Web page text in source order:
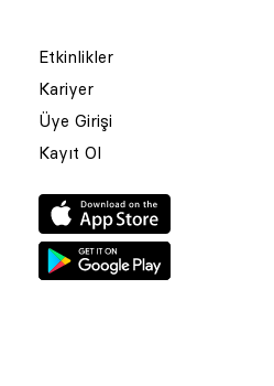
Etkinlikler
Kariyer
Üye Girişi
Kayıt Ol